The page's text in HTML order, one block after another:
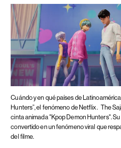
Cuándo y en qué países de
Hunters”, el fenómeno de Netflix. The
cinta animada "Kpop Demon Hunters".
convertido en un fenómeno viral que
del filme.